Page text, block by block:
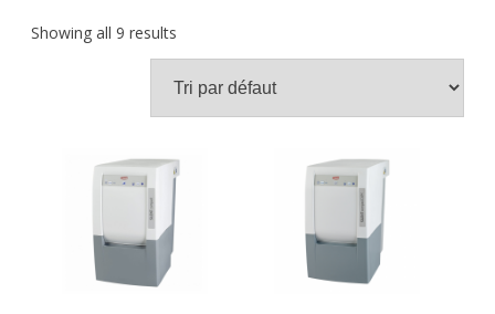
Showing all 9 results